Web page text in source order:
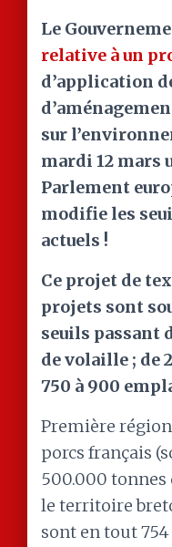
Le
relative à un
d’application
sur
mardi 12 mars
Parlement
modifie les
actuels !
Ce projet de
projets sont
seuils passant
de volaille ; de
750 à 900
Première région
porcs français
500.000 tonnes
le territoire
sont en tout